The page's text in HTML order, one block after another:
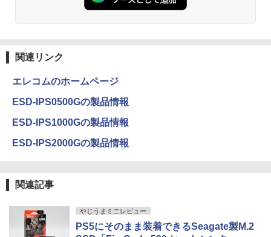
関連リンク
エレコムのホームページ
ESD-IPS0500Gの製品情報
ESD-IPS1000Gの製品情報
ESD-IPS2000Gの製品情報
関連記事
やじうまミニレビュー
PS5にそのまま装着できるSeagate製M.2